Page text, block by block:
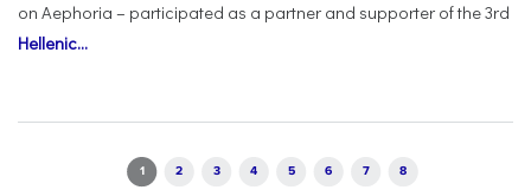
on Aephoria – participated as a partner and supporter of the 3rd
Hellenic...
1 2 3 4 5 6 7 8